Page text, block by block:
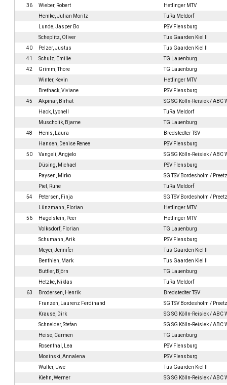
36
Wieber, Robert
Hetlinger MTV
Hemke, Julian Moritz
TuRa Meldorf
Lunde, Jasper Bo
PSV Flensburg
Scheplitz, Oliver
Tus Gaarden Kiel II
40
Pelzer, Justus
Tus Gaarden Kiel II
41
Schulz, Emilie
TG Lauenburg
42
Grimm, Thore
TG Lauenburg
Winter, Kevin
Hetlinger MTV
Brethack, Viviane
PSV Flensburg
45
Akpinar, Birhat
SG SG Kölln-Reisiek / ABC
Hack, Lyonell
TuRa Meldorf
Muscholik, Bjarne
TG Lauenburg
48
Hems, Laura
Bredstedter TSV
Hansen, Denise Renee
PSV Flensburg
50
Vangeli, Angjelo
SG SG Kölln-Reisiek / ABC
Düsing, Michael
PSV Flensburg
Paysen, Mirko
SG TSV Bordesholm /
Piel, Rune
TuRa Meldorf
54
Petersen, Finja
SG TSV Bordesholm /
Lünzmann, Florian
Hetlinger MTV
56
Hagelstein, Peer
Hetlinger MTV
Volksdorf, Florian
TG Lauenburg
Schumann, Arik
PSV Flensburg
Meyer, Jennifer
Tus Gaarden Kiel II
Benthien, Mark
Tus Gaarden Kiel II
Buttler, Björn
TG Lauenburg
Hetzke, Niklas
TuRa Meldorf
63
Brodersen, Henrik
Bredstedter TSV
Franzen, Laurenz Ferdinand
SG TSV Bordesholm /
Krause, Dirk
SG SG Kölln-Reisiek / ABC
Schneider, Stefan
SG SG Kölln-Reisiek / ABC
Heise, Carmen
TG Lauenburg
Rosenthal, Lea
PSV Flensburg
Mosinski, Annalena
PSV Flensburg
Walter, Uwe
Tus Gaarden Kiel II
Kiehn, Werner
SG SG Kölln-Reisiek / ABC